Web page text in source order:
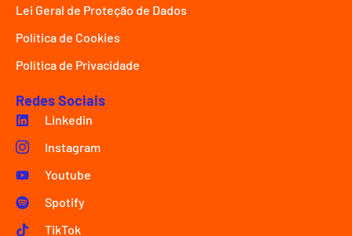
Lei Geral de Proteção de Dados
Política de Cookies
Política de Privacidade
Redes Sociais
Linkedin
Instagram
Youtube
Spotify
TikTok